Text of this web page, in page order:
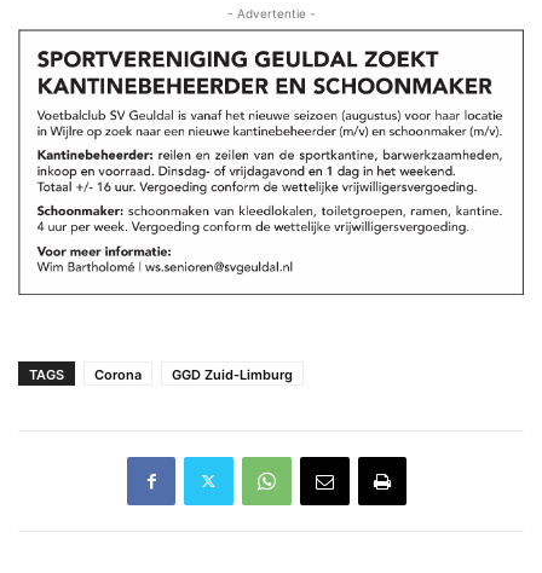
- Advertentie -
TAGS Corona GGD Zuid-Limburg